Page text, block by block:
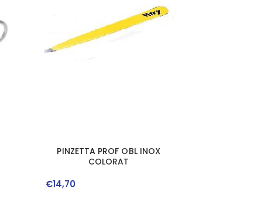
PINZETTA PROF OBL INOX
COLORAT
€14,70